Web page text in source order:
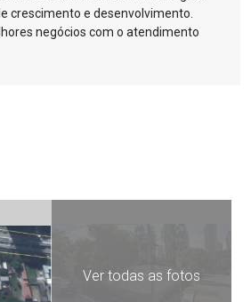
crescimento e desenvolvimento.
negócios com o atendimento
Ver todas as fotos